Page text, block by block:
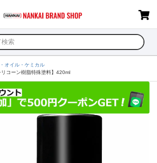
オイル・ケミカル
コーン樹脂特殊塗料】420ml